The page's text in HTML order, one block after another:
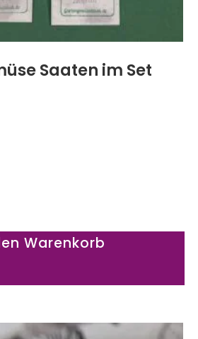
Saaten im Set
Warenkorb